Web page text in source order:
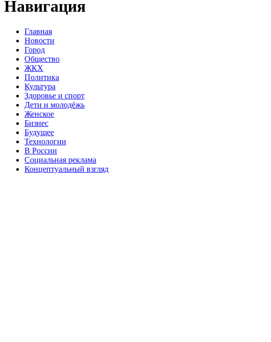
Навигация
Главная
Новости
Город
Общество
ЖКХ
Политика
Культура
Здоровье и спорт
Дети и молодёжь
Женское
Бизнес
Будущее
Технологии
В России
Социальная реклама
Концептуальный взгляд